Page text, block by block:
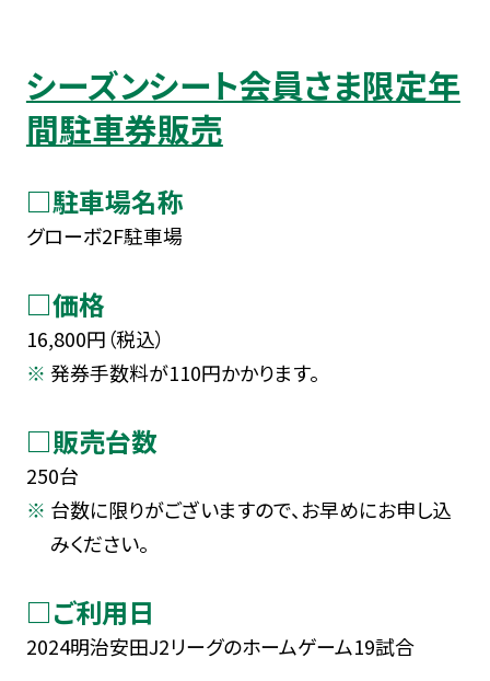
シーズンシート会員さま限定年
間駐車券販売
□駐車場名称
グローボ2F駐車場
□価格
16,800円（税込）
発券手数料が110円かかります。
□販売台数
250台
台数に限りがございますので、お早めにお申し込
みください。
□ご利用日
2024明治安田J2リーグのホームゲーム19試合